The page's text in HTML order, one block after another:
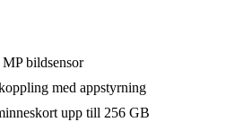
bildsensor
med appstyrning
upp till 256 GB